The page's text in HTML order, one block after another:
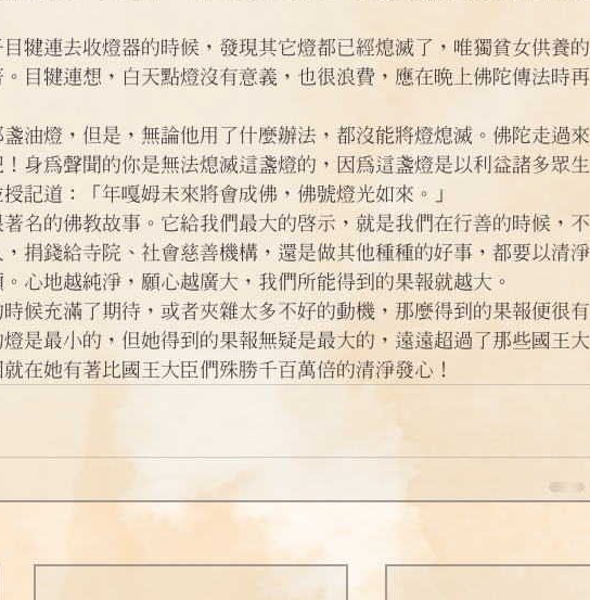
連去收燈器的時候，發現其它燈都已經熄滅了，唯獨貧女供養的
目犍連想，白天點燈沒有意義，也很浪費，應在晚上佛陀傳法時再
燈，但是，無論他用了什麼辦法，都沒能將燈熄滅。佛陀走過來
身為聲聞的你是無法熄滅這盞燈的，因為這盞燈是以利益諸多眾生
記道：「年嘎姆未來將會成佛，佛號燈光如來。」
的佛教故事。它給我們最大的啟示，就是我們在行善的時候，不
捐錢給寺院、社會慈善機構，還是做其他種種的好事，都要以清淨
心地越純淨，願心越廣大，我們所能得到的果報就越大。
充滿了期待，或者夾雜太多不好的動機，那麼得到的果報便很有
是最小的，但她得到的果報無疑是最大的，遠遠超過了那些國王大
在她有著比國王大臣們殊勝千百萬倍的清淨發心！